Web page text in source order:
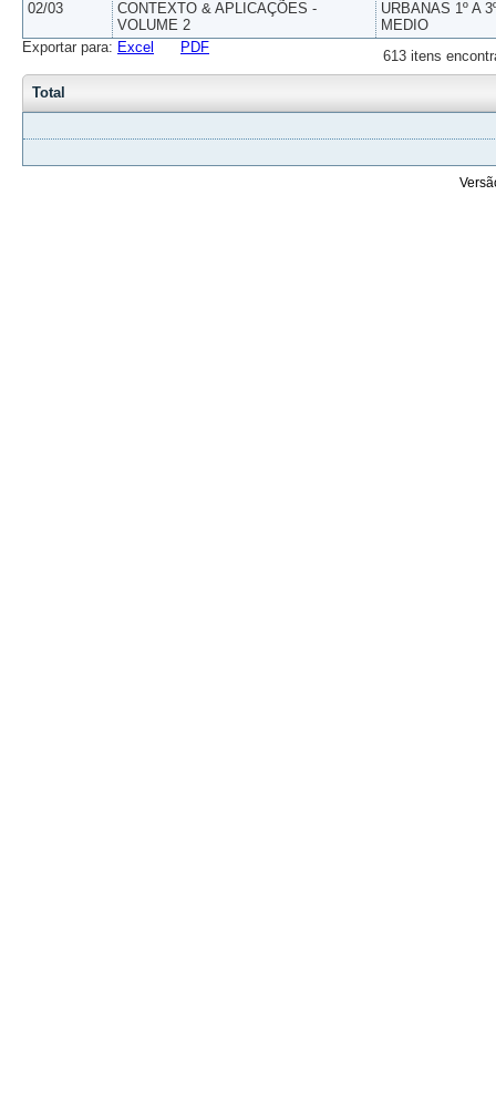
02/03
CONTEXTO & APLICAÇÕES -
VOLUME 2
URBANAS 1º A
MEDIO
613 itens
Exportar para: Excel PDF
Total